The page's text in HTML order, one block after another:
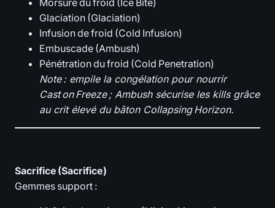
Glaciation (Glaciation)
Infusion de froid (Cold Infusion)
Embuscade (Ambush)
Pénétration du froid (Cold Penetration)
Note : empile la congélation pour nourrir
Cast on Freeze ; Ambush sécurise les kills grâce
au crit élevé du bâton Collapsing Horizon.
Sacrifice (Sacrifice)
Gemmes support :